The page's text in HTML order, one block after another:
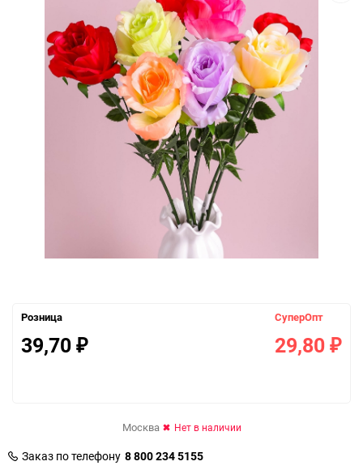
Розница
39,70 ₽
СуперОпт
29,80 ₽
Москва Нет в наличии
Заказ по телефону 8 800 234 5155